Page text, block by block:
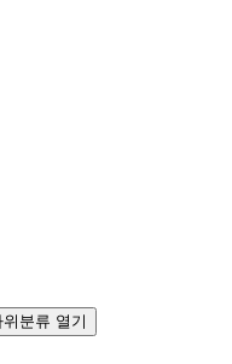
분류 열기